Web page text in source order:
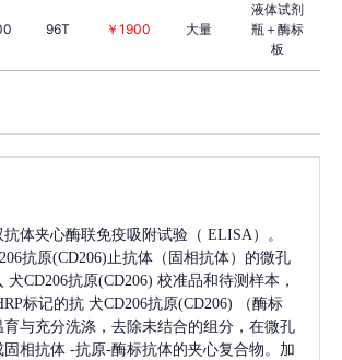
96T ￥1900 大量
液体试剂
瓶＋酶标
板
体夹心酶联免疫吸附试验（ ELISA）。
抗原(CD206)止抗体（固相抗体）的微孔
犬CD206抗原(CD206) 校准品和待测样本，
标记的抗 犬CD206抗原(CD206)
（酶标
与充分洗涤，去除未结合的组分，在微孔
固相抗体 -抗原-酶标抗体的夹心复合物。加